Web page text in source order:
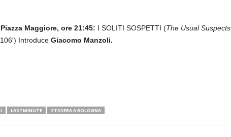
Maggiore, ore 21:45: I SOLITI SOSPETTI (The Usual Suspects,
Introduce Giacomo Manzoli.
LASTMINUTE STASERA A BOLOGNA